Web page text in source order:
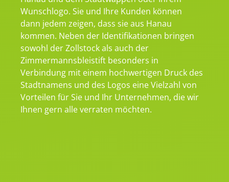
Wunschlogo. Sie und Ihre Kunden können
dann jedem zeigen, dass sie aus Hanau
kommen. Neben der Identifikationen bringen
sowohl der Zollstock als auch der
Zimmermannsbleistift besonders in
Verbindung mit einem hochwertigen Druck des
Stadtnamens und des Logos eine Vielzahl von
Vorteilen für Sie und Ihr Unternehmen, die wir
Ihnen gern alle verraten möchten.